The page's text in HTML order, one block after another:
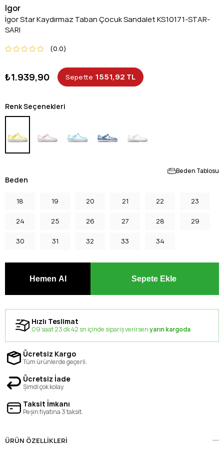
Igor
İgor Star Kaydırmaz Taban Çocuk Sandalet KS10171-STAR-
SARI
0.0
₺1.939,90 Sepette 1551,92 TL
Renk Seçenekleri
Beden Tablosu
Beden
18 19 20 21 22 23
24 25 26 27 28 29
30 31 32 33 34
Hızlı Teslimat
09 saat 23 dk 42 sn içinde sipariş verirsenyarın kargoda
Ücretsiz Kargo
Tüm ürünlerde geçerli.
Ücretsiz İade
Şimdi çok kolay.
Taksit İmkanı
Peşin fiyatına 3 taksit.
ÜRÜN ÖZELLIKLERI